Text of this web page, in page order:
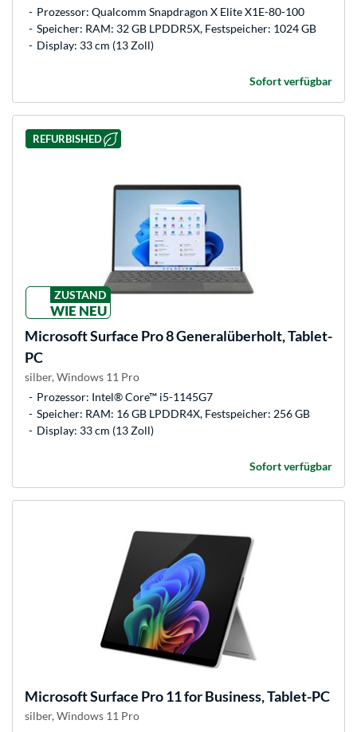
Prozessor: Qualcomm Snapdragon X Elite X1E-80-100
Speicher: RAM: 32 GB LPDDR5X, Festspeicher: 1024 GB
Display: 33 cm (13 Zoll)
Sofort verfügbar
REFURBISHED
ZUSTAND
WIE NEU
MicrosoftSurface Pro 8 Generalüberholt, Tablet-
PC
silber, Windows 11 Pro
Prozessor: Intel® Core™ i5-1145G7
Speicher: RAM: 16 GB LPDDR4X, Festspeicher: 256 GB
Display: 33 cm (13 Zoll)
Sofort verfügbar
MicrosoftSurface Pro 11 for Business, Tablet-PC
silber, Windows 11 Pro